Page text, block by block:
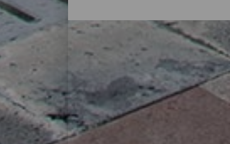
Noclegi na La Palmie –
Wiejski domek na łonie natury,
udogodnieniami – licząca nieco ponad
naładować baterie po całym dniu